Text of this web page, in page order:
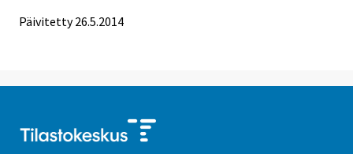
Päivitetty 26.5.2014